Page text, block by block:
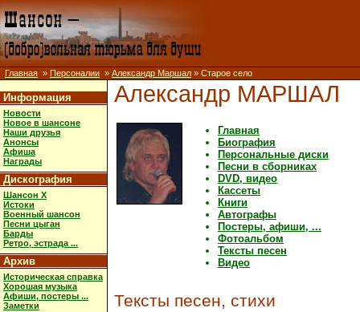
Главная » Персоналии » Александр Маршал » Старое село
Информация
Новости
Новое в шансоне
Наши друзья
Анонсы
Афиша
Награды
Дискография
Шансон X
Истоки
Военный шансон
Песни цыган
Барды
Ретро, эстрада ...
Архив
Историческая справка
Хорошая музыка
Афиши, постеры ...
Заметки
Александр МАРШАЛ
Главная
Биография
Персональные диски
Песни в сборниках
DVD, видео
Кассеты
Книги
Автографы
Постеры, афиши, ...
Фотоальбом
Тексты песен
Видео
Тексты песен, стихи